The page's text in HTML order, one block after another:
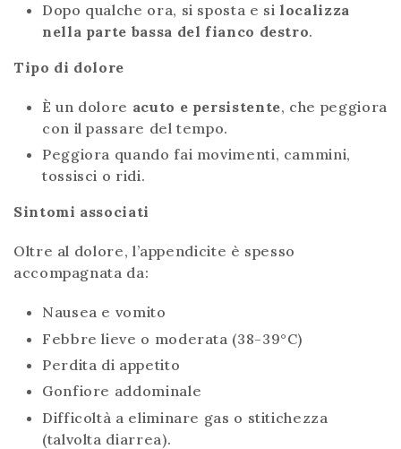
Dopo qualche ora, si sposta e si localizza
nella parte bassa del fianco destro.
Tipo di dolore
È un dolore acuto e persistente, che peggiora
con il passare del tempo.
Peggiora quando fai movimenti, cammini,
tossisci o ridi.
Sintomi associati
Oltre al dolore, l’appendicite è spesso
accompagnata da:
Nausea e vomito
Febbre lieve o moderata (38-39°C)
Perdita di appetito
Gonfiore addominale
Difficoltà a eliminare gas o stitichezza
(talvolta diarrea).